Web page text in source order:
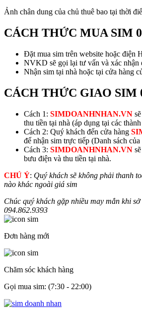
Ảnh chân dung của chủ thuê bao tại thời
CÁCH THỨC MUA SIM
Đặt mua sim trên website hoặc điện
NVKD sẽ gọi lại tư vấn và xác nhận
Nhận sim tại nhà hoặc tại cửa hàng
CÁCH THỨC GIAO SIM
Cách 1: SIMDOANHNHAN.VN
thu tiền tại nhà (áp dụng tại các
Cách 2: Quý khách đến cửa hàng
để nhận sim trực tiếp (Danh sách
Cách 3: SIMDOANHNHAN.VN
bưu điện và thu tiền tại nhà.
CHÚ Ý: Quý khách sẽ không phải thanh
nào khác ngoài giá sim
Chúc quý khách gặp nhiều may mắn khi
094.862.9393
Đơn hàng mới
Chăm sóc khách hàng
Gọi mua sim: (7:30 - 22:00)